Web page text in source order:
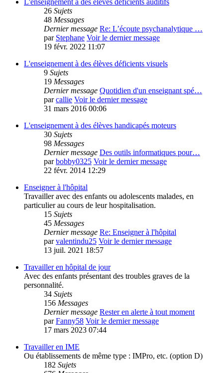
L'enseignement à des élèves déficients auditifs
26 Sujets
48 Messages
Dernier message Re: L’écoute psychanalytique …
par Stephane Voir le dernier message
19 févr. 2022 11:07
L'enseignement à des élèves déficients visuels
9 Sujets
19 Messages
Dernier message Quotidien d'un enseignant spé…
parcallie Voir le dernier message
31 mars 2016 00:06
L'enseignement à des élèves handicapés moteurs
30 Sujets
98 Messages
Dernier message Des outils informatiques pour…
parbobby0325 Voir le dernier message
22 févr. 2014 12:29
Enseigner à l'hôpital
Travailler avec des enfants ou adolescents malades, en
particulier au cours de leur hospitalisation.
15 Sujets
45 Messages
Dernier message Re: Enseigner à l'hôpital
parvalentindu25 Voir le dernier message
13 juil. 2021 18:57
Travailler en hôpital de jour
Avec des enfants présentant des troubles graves de la
personnalité.
34 Sujets
156 Messages
Dernier message Rester en alerte à tout moment
parFanny58 Voir le dernier message
17 mars 2023 07:44
Travailler en IME
Ou établissements de même type : IMPro, etc. (option D)
182 Sujets